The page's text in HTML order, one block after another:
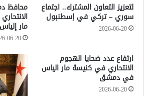
لتعزيز التعاون المشترك.. اجتماع
سوري – تركي في إسطنبول
2026-06-20
محافظ
مار إلياس
06-20
ارتفاع عدد ضحايا الهجوم
الانتحاري في كنيسة مار الياس
في دمشق
2026-06-20